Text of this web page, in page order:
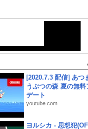
[2020.7.3 配信] あつ
うぶつの森 夏の無料
デート
youtube.com
ヨルシカ - 思想犯